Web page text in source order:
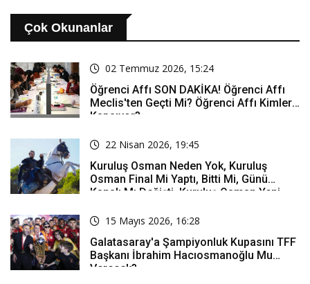
Çok Okunanlar
02 Temmuz 2026, 15:24
Öğrenci Affı SON DAKİKA! Öğrenci Affı
Meclis'ten Geçti Mi? Öğrenci Affı Kimleri
Kapsıyor?
22 Nisan 2026, 19:45
Kuruluş Osman Neden Yok, Kuruluş
Osman Final Mi Yaptı, Bitti Mi, Günü
Kanalı Mı Değişti, Kuruluş Osman Yeni
15 Mayıs 2026, 16:28
Galatasaray'a Şampiyonluk Kupasını TFF
Başkanı İbrahim Hacıosmanoğlu Mu
Verecek?